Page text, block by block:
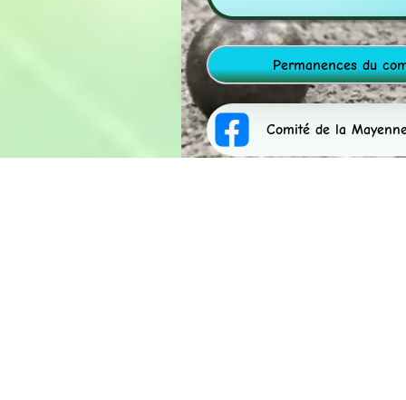
Comité de la
Permanences du